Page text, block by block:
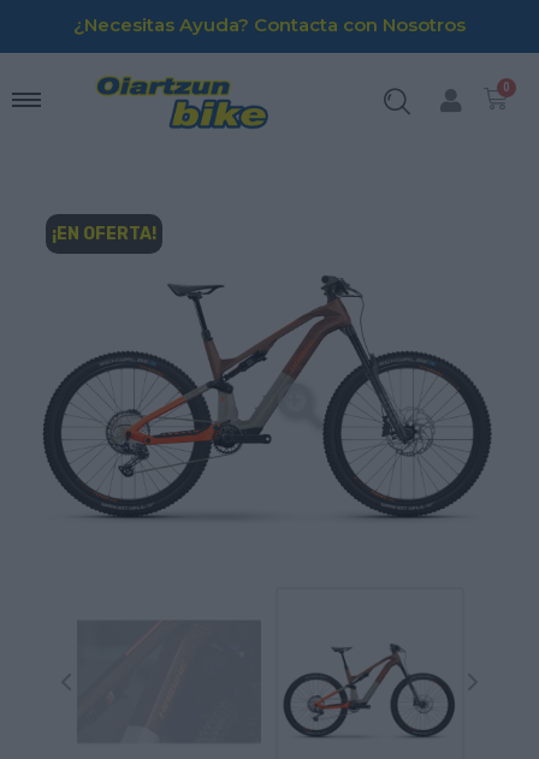
¿Necesitas Ayuda? Contacta con Nosotros
¡EN OFERTA!
